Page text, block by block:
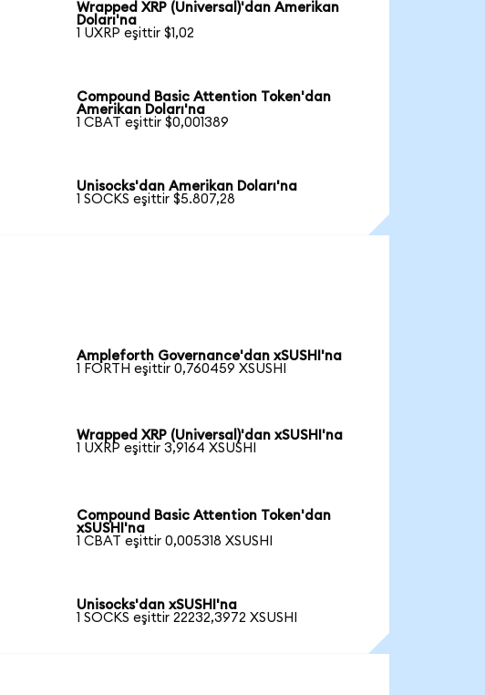
Wrapped XRP (Universal)'dan Amerikan
Doları'na
1 UXRP eşittir $1,02
Compound Basic Attention Token'dan
Amerikan Doları'na
1 CBAT eşittir $0,001389
Unisocks'dan Amerikan Doları'na
1 SOCKS eşittir $5.807,28
Ampleforth Governance'dan xSUSHI'na
1 FORTH eşittir 0,760459 XSUSHI
Wrapped XRP (Universal)'dan xSUSHI'na
1 UXRP eşittir 3,9164 XSUSHI
Compound Basic Attention Token'dan
xSUSHI'na
1 CBAT eşittir 0,005318 XSUSHI
Unisocks'dan xSUSHI'na
1 SOCKS eşittir 22232,3972 XSUSHI